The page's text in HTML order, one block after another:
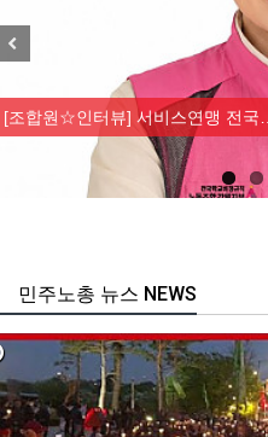
[조합원☆인터뷰] 서비스연맹 전국…
주노총 뉴스 NEWS